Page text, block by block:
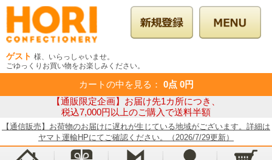
ゲスト 様、いらっしゃいませ。
ごゆっくりお買い物をお楽しみください。
カートの中を見る ： 0点 0円
【通販限定企画】お届け先1カ所につき、
税込7,000円以上のご購入で送料半額
【通信販売】お荷物のお届けに遅れが生じている地域がございます。詳細は
ヤマト運輸HPにてご確認ください。（2026/7/29更新）